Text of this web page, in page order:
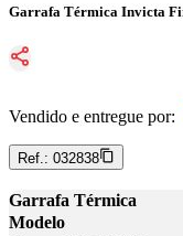
Garrafa Térmica Invicta
Vendido e entregue por:
Ref.: 032838
Garrafa Térmica
Modelo